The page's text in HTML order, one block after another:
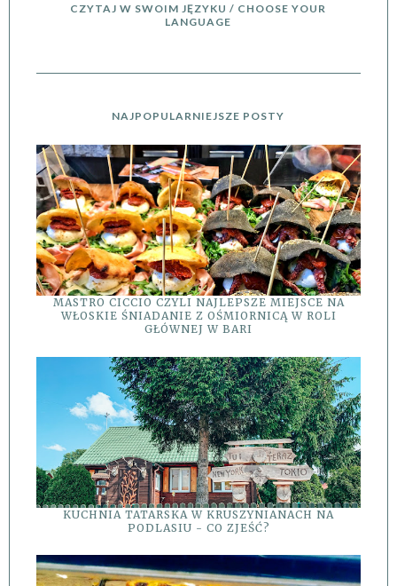
CZYTAJ W SWOIM JĘZYKU / CHOOSE YOUR
LANGUAGE
NAJPOPULARNIEJSZE POSTY
MASTRO CICCIO CZYLI NAJLEPSZE MIEJSCE NA
WŁOSKIE ŚNIADANIE Z OŚMIORNICĄ W ROLI
GŁÓWNEJ W BARI
KUCHNIA TATARSKA W KRUSZYNIANACH NA
PODLASIU - CO ZJEŚĆ?